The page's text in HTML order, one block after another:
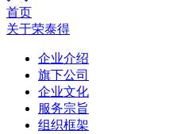
首页
关于荣泰得
企业介绍
旗下公司
企业文化
服务宗旨
组织框架